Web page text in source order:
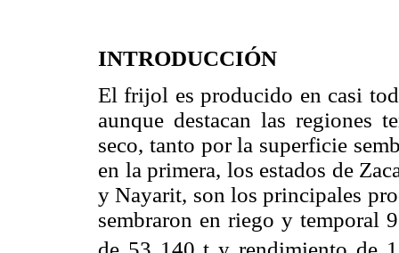
INTRODUCCIÓN
El frijol es producido en casi
aunque destacan las regiones
seco, tanto por la superficie
en la primera, los estados de
y Nayarit, son los principales
sembraron en riego y temporal